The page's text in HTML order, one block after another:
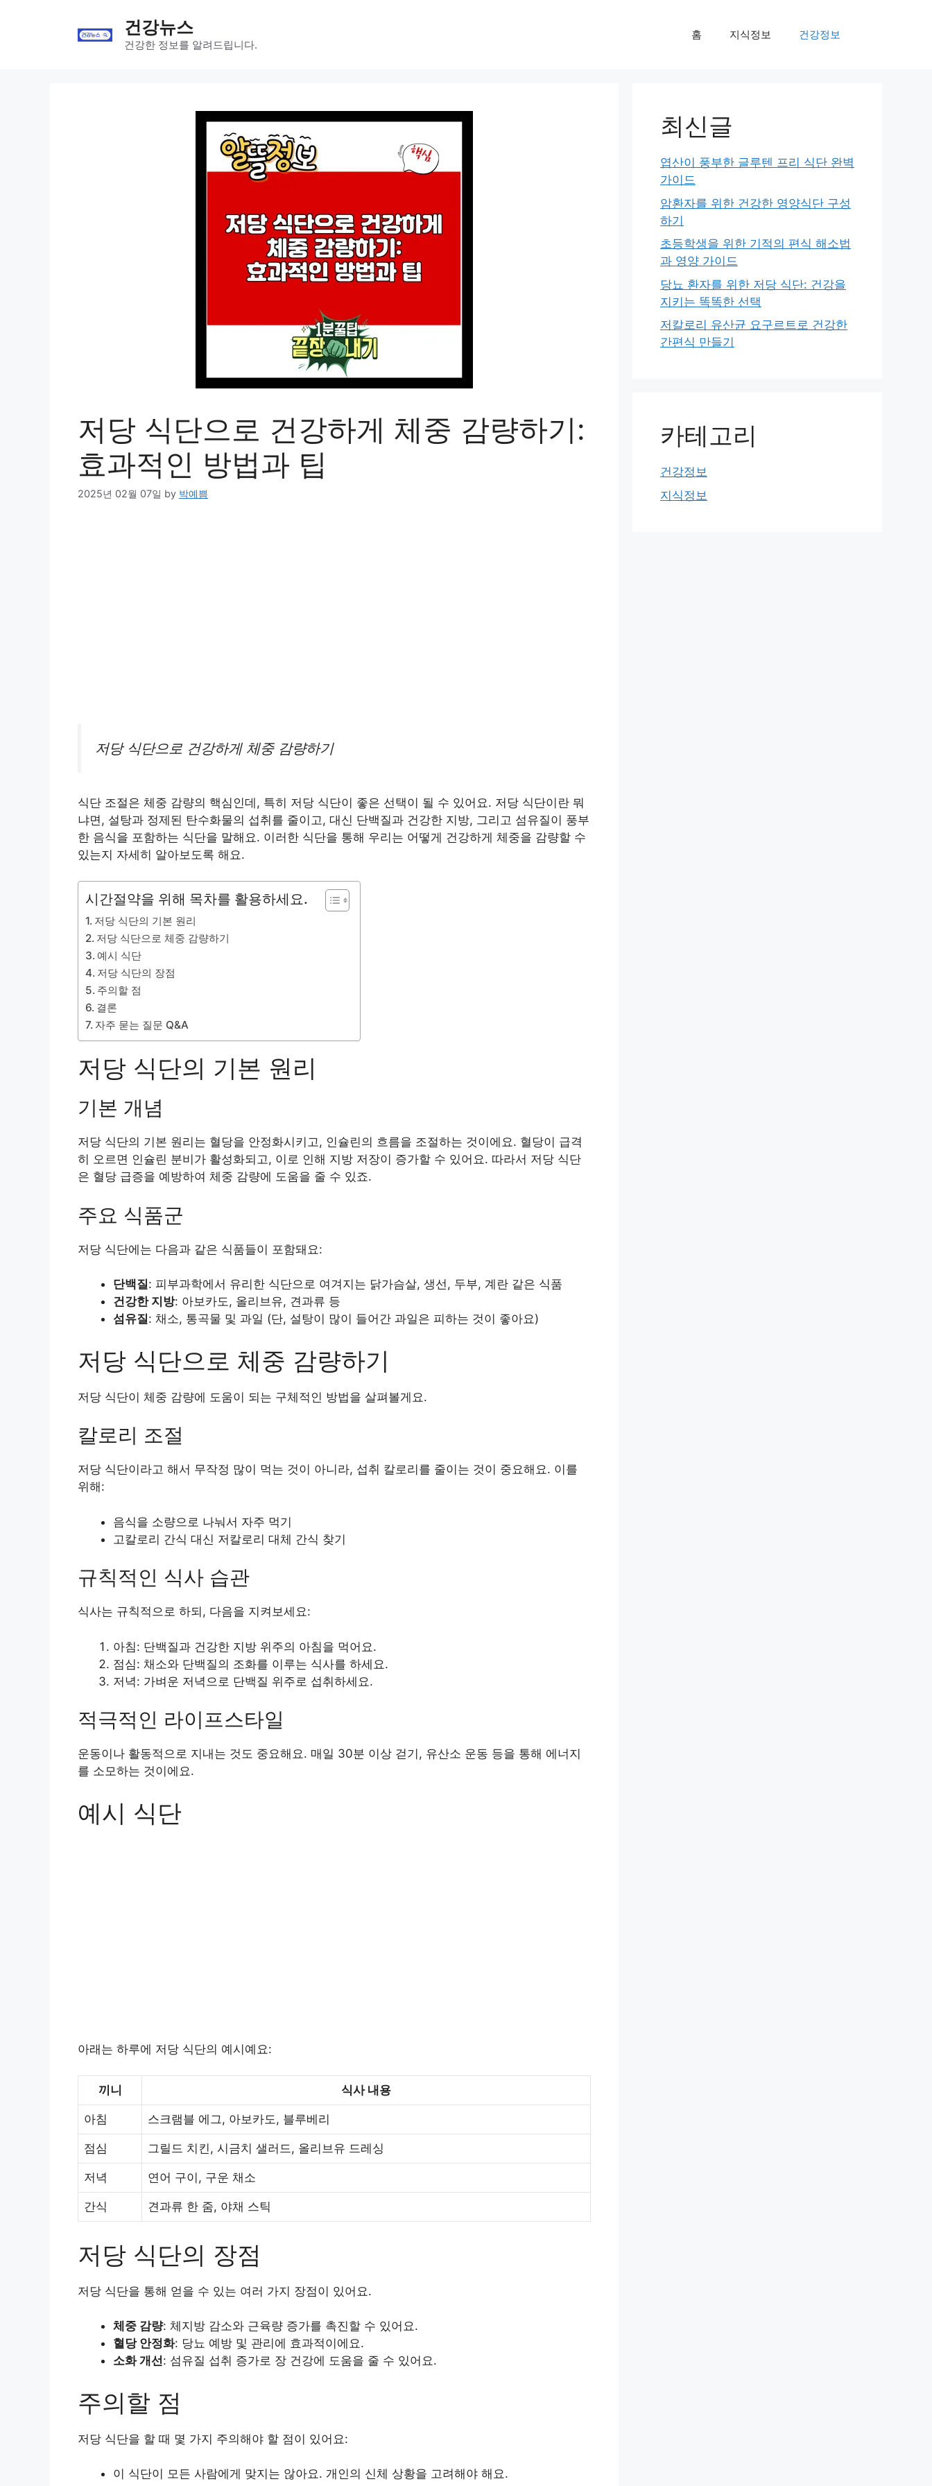
건강뉴스
건강한 정보를 알려드립니다.
홈 지식정보 건강정보
저당 식단으로 건강하게 체중 감량하기:
효과적인 방법과 팁
2025년 02월 07일 by 박예쁨
저당 식단으로 건강하게 체중 감량하기
식단 조절은 체중 감량의 핵심인데, 특히 저당 식단이 좋은 선택이 될 수 있어요. 저당 식단이란 뭐
냐면, 설탕과 정제된 탄수화물의 섭취를 줄이고, 대신 단백질과 건강한 지방, 그리고 섬유질이 풍부
한 음식을 포함하는 식단을 말해요. 이러한 식단을 통해 우리는 어떻게 건강하게 체중을 감량할 수
있는지 자세히 알아보도록 해요.
시간절약을 위해 목차를 활용하세요.
저당 식단의 기본 원리
저당 식단으로 체중 감량하기
예시 식단
저당 식단의 장점
주의할 점
결론
자주 묻는 질문 Q&A
저당 식단의 기본 원리
기본 개념
저당 식단의 기본 원리는 혈당을 안정화시키고, 인슐린의 흐름을 조절하는 것이에요. 혈당이 급격
히 오르면 인슐린 분비가 활성화되고, 이로 인해 지방 저장이 증가할 수 있어요. 따라서 저당 식단
은 혈당 급증을 예방하여 체중 감량에 도움을 줄 수 있죠.
주요 식품군
저당 식단에는 다음과 같은 식품들이 포함돼요:
단백질: 피부과학에서 유리한 식단으로 여겨지는 닭가슴살, 생선, 두부, 계란 같은 식품
건강한 지방: 아보카도, 올리브유, 견과류 등
섬유질: 채소, 통곡물 및 과일 (단, 설탕이 많이 들어간 과일은 피하는 것이 좋아요)
저당 식단으로 체중 감량하기
저당 식단이 체중 감량에 도움이 되는 구체적인 방법을 살펴볼게요.
칼로리 조절
저당 식단이라고 해서 무작정 많이 먹는 것이 아니라, 섭취 칼로리를 줄이는 것이 중요해요. 이를
위해:
음식을 소량으로 나눠서 자주 먹기
고칼로리 간식 대신 저칼로리 대체 간식 찾기
규칙적인 식사 습관
식사는 규칙적으로 하되, 다음을 지켜보세요:
아침: 단백질과 건강한 지방 위주의 아침을 먹어요.
점심: 채소와 단백질의 조화를 이루는 식사를 하세요.
저녁: 가벼운 저녁으로 단백질 위주로 섭취하세요.
적극적인 라이프스타일
운동이나 활동적으로 지내는 것도 중요해요. 매일 30분 이상 걷기, 유산소 운동 등을 통해 에너지
를 소모하는 것이에요.
예시 식단
아래는 하루에 저당 식단의 예시예요:
끼니 식사 내용
아침 스크램블 에그, 아보카도, 블루베리
점심 그릴드 치킨, 시금치 샐러드, 올리브유 드레싱
저녁 연어 구이, 구운 채소
간식 견과류 한 줌, 야채 스틱
저당 식단의 장점
저당 식단을 통해 얻을 수 있는 여러 가지 장점이 있어요.
체중 감량: 체지방 감소와 근육량 증가를 촉진할 수 있어요.
혈당 안정화: 당뇨 예방 및 관리에 효과적이에요.
소화 개선: 섬유질 섭취 증가로 장 건강에 도움을 줄 수 있어요.
주의할 점
저당 식단을 할 때 몇 가지 주의해야 할 점이 있어요:
이 식단이 모든 사람에게 맞지는 않아요. 개인의 신체 상황을 고려해야 해요.
최신글
엽산이 풍부한 글루텐 프리 식단 완벽
가이드
암환자를 위한 건강한 영양식단 구성
하기
초등학생을 위한 기적의 편식 해소법
과 영양 가이드
당뇨 환자를 위한 저당 식단: 건강을
지키는 똑똑한 선택
저칼로리 유산균 요구르트로 건강한
간편식 만들기
카테고리
건강정보
지식정보